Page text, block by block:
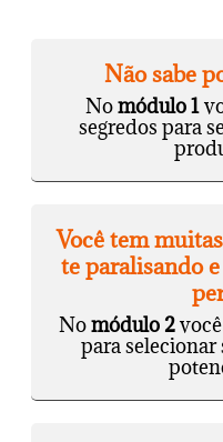
Não sabe
Nomódulo 1
segredos para
Você tem
te paralisando
Nomódulo 2você
para selecionar